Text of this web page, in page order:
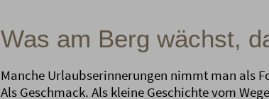
Was am Berg wächst,
Manche Urlaubserinnerungen nimmt man als
Als Geschmack. Als kleine Geschichte vom